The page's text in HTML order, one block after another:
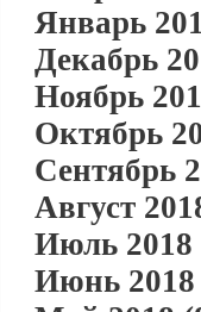
Январь
Декабрь
Ноябрь
Октябрь
Сентябрь
Август
Июль 2018
Июнь 2018